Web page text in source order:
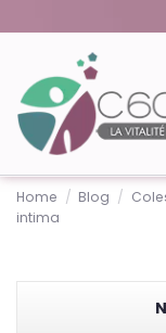
Home Blog
intima